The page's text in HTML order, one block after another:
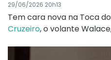
29/06/2026 20h13
Tem cara nova na Toca
Cruzeiro, o volante